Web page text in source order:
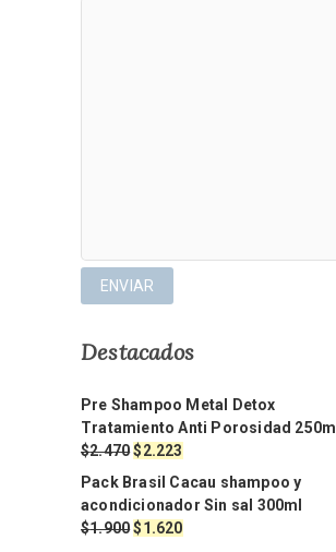
Destacados
Pre Shampoo Metal Detox
Tratamiento Anti Porosidad 250ml
$2.470El
precio
original
era:
$2.470.
$2.223
actual
es:
$2.223.
Pack Brasil Cacau shampoo y
acondicionador Sin sal 300ml
$1.900El
$1.620El